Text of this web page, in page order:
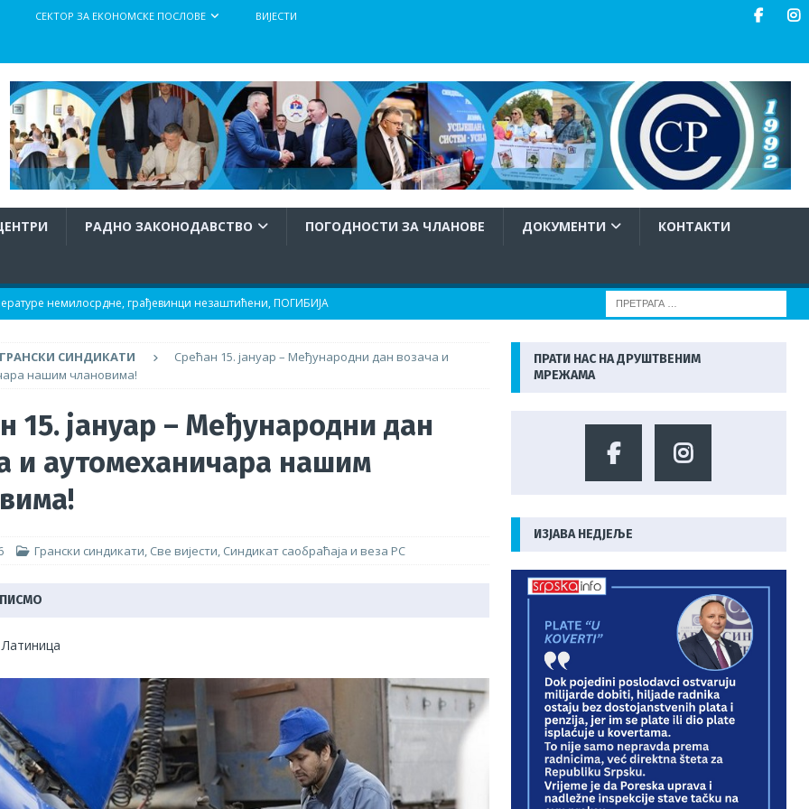
СЕКТОР ЗА ЕКОНОМСКЕ ПОСЛОВЕ ВИЈЕСТИ
РАДНО ЗАКОНОДАВСТВО ПОГОДНОСТИ ЗА ЧЛАНОВЕ ДОКУМЕНТИ КОНТАКТИ
немилосрдне, грађевинци незаштићени, ПОГИБИЈА
њихове породице!
АКТУЕЛНО
године 2918,14КМ – преглед трошкова
САВЕЗ СИНДИКАТА
израде и доношења Правилника о заштити радника при раду
АКТУЕЛНО
ГРАНСКИ СИНДИКАТИ
Срећан 15. јануар – Међународни дан возача и
нашим члановима!
15. јануар – Међународни дан
и аутомеханичара нашим
Грански синдикати, Све вијести, Синдикат саобраћаја и веза РС
Латиница
ПРАТИ НАС НА ДРУШТВЕНИМ
МРЕЖАМА
ИЗЈАВА НЕДЈЕЉЕ